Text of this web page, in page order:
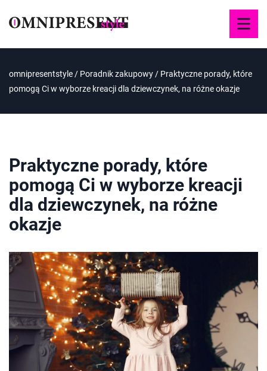
omnipresentstyle / Poradnik zakupowy / Praktyczne porady, które
pomogą Ci w wyborze kreacji dla dziewczynek, na różne okazje
Praktyczne porady, które
pomogą Ci w wyborze kreacji
dla dziewczynek, na różne
okazje